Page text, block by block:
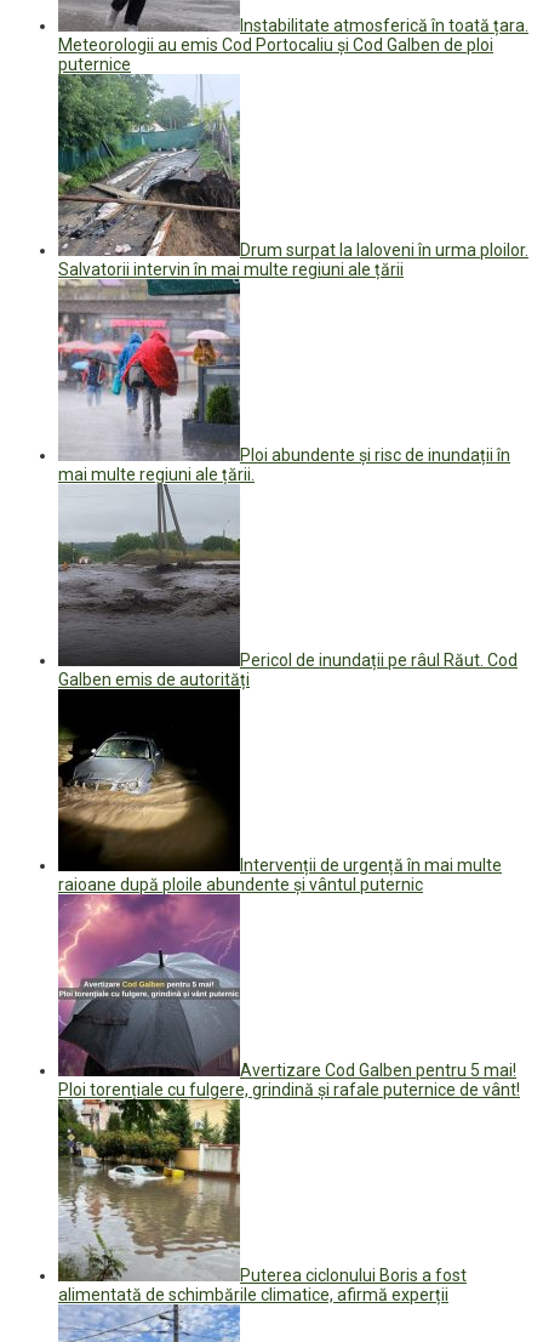
Instabilitate atmosferică în toată țara.
Meteorologii au emis Cod Portocaliu și Cod Galben de ploi
puternice
Drum surpat la Ialoveni în urma ploilor.
Salvatorii intervin în mai multe regiuni ale țării
Ploi abundente și risc de inundații în
mai multe regiuni ale țării.
Pericol de inundații pe râul Răut. Cod
Galben emis de autorități
Intervenții de urgență în mai multe
raioane după ploile abundente și vântul puternic
Avertizare Cod Galben pentru 5 mai!
Ploi torențiale cu fulgere, grindină și rafale puternice de vânt!
Puterea ciclonului Boris a fost
alimentată de schimbările climatice, afirmă experții